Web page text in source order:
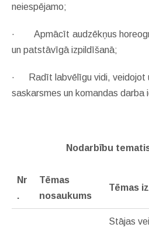
neiespējamo;
·
Apmācīt audzēkņus
un patstāvīgā izpildīšanā;
·
Radīt labvēlīgu vidi,
saskarsmes un komandas darba
Nodarbību
Nr
.
Tēmas
nosaukums
Tēmas
Stājas